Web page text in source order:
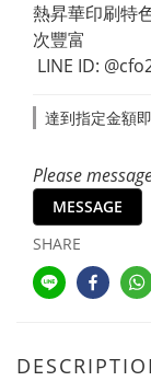
熱昇華印刷特
次豐富
LINE ID:
達到指定金額
Please
MESSAGE
SHARE